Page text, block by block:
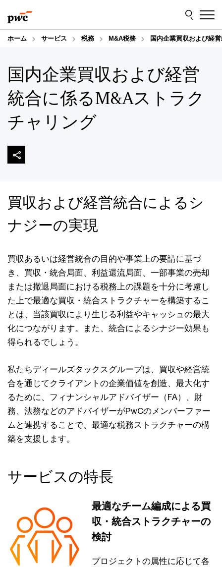
to
content
to
footer
ホーム サービス 税務 M&A税務 国内企業買収および経
国内企業買収および経営
統合に係るM&Aストラク
チャリング
買収および経営統合によるシ
ナジーの実現
買収あるいは経営統合の目的や事業上の要請に基づ
き、買収・統合局面、利益還流局面、一部事業の売却
または撤退局面における税務上の課題を十分に考慮し
た上で最適な買収・統合ストラクチャーを構築するこ
とは、当該買収により生じる利益やキャッシュの最大
化につながります。また、統合によるシナジー効果も
得られるでしょう。
私たちディールズタックスグループは、買収や経営統
合を通じてクライアントの企業価値を創造、最大化す
るために、フィナンシャルアドバイザー（FA）、財
務、法務などのアドバイザーがPwCのメンバーファー
ムと連携することで、最適な税務ストラクチャーの構
築を支援します。
サービスの特長
最適なチーム編成による買
収・統合ストラクチャーの
検討
プロジェクトの属性に応じて各